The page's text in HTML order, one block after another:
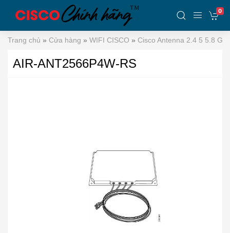
0
Trang chủ » Cửa hàng » WIFI CISCO » Cisco Antenna 2.4 5 5.8
AIR-ANT2566P4W-RS